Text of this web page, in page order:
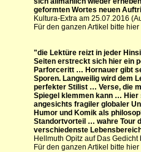
geformten Wortes neuen
Kultura-Extra am 25.07.2016
Für den ganzen Artikel bitte
"die Lektüre reizt in jeder
Seiten erstreckt sich hier ein
Parforceritt … Hornauer gibt
Sporen. Langweilig wird dem
perfekter Stilist … Verse, die
Spiegel klemmen kann … Hier
angesichts fragiler globaler
Humor und Komik als
Standortvorteil … wahre Tour
verschiedenste
Hellmuth Opitz auf Das
Für den ganzen Artikel bitte